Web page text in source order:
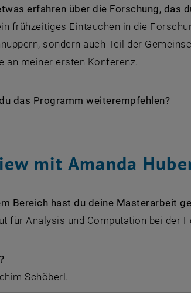
erfahren über die Forschung, das
frühzeitiges Eintauchen in die
sondern auch Teil der
an meiner ersten Konferenz.
das Programm weiterempfehlen?
mit Amanda
Bereich hast du deine Masterarbeit
für Analysis und Computation bei der
Schöberl.